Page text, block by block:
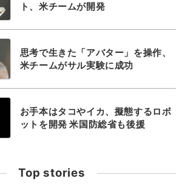
ト、米チームが開発
思考で生きた「アバター」を操作、
米チームがサル実験に成功
お手本はタコやイカ、擬態するロボ
ットを開発 米国防総省も後援
Top stories